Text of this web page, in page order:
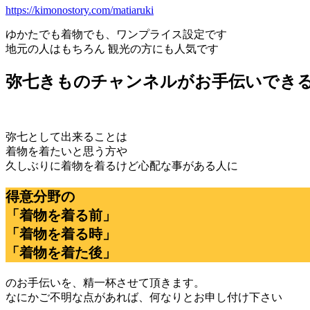
https://kimonostory.com/matiaruki
ゆかたでも着物でも、ワンプライス設定です
地元の人はもちろん 観光の方にも人気です
弥七きものチャンネルがお手伝いでき
弥七として出来ることは
着物を着たいと思う方や
久しぶりに着物を着るけど心配な事がある人に
得意分野の
「着物を着る前」
「着物を着る時」
「着物を着た後」
のお手伝いを、精一杯させて頂きます。
なにかご不明な点があれば、何なりとお申し付け下さい